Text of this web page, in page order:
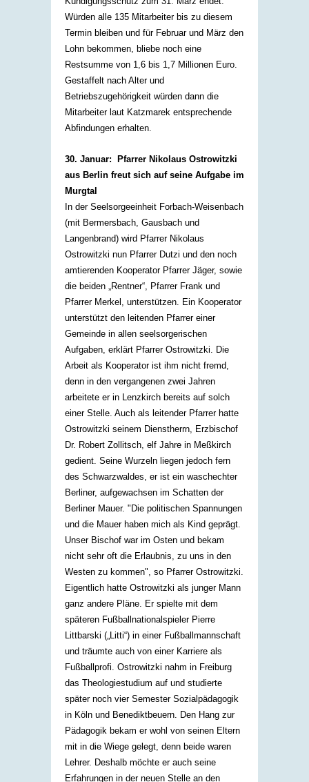
Würden alle 135 Mitarbeiter bis zu diesem
Termin bleiben und für Februar und März den
Lohn bekommen, bliebe noch eine
Restsumme von 1,6 bis 1,7 Millionen Euro.
Gestaffelt nach Alter und
Betriebszugehörigkeit würden dann die
Mitarbeiter laut Katzmarek entsprechende
Abfindungen erhalten.
30. Januar: Pfarrer Nikolaus Ostrowitzki
aus Berlin freut sich auf seine Aufgabe im
Murgtal
In der Seelsorgeeinheit Forbach-Weisenbach
(mit Bermersbach, Gausbach und
Langenbrand) wird Pfarrer Nikolaus
Ostrowitzki nun Pfarrer Dutzi und den noch
amtierenden Kooperator Pfarrer Jäger, sowie
die beiden „Rentner“, Pfarrer Frank und
Pfarrer Merkel, unterstützen. Ein Kooperator
unterstützt den leitenden Pfarrer einer
Gemeinde in allen seelsorgerischen
Aufgaben, erklärt Pfarrer Ostrowitzki. Die
Arbeit als Kooperator ist ihm nicht fremd,
denn in den vergangenen zwei Jahren
arbeitete er in Lenzkirch bereits auf solch
einer Stelle. Auch als leitender Pfarrer hatte
Ostrowitzki seinem Dienstherrn, Erzbischof
Dr. Robert Zollitsch, elf Jahre in Meßkirch
gedient. Seine Wurzeln liegen jedoch fern
des Schwarzwaldes, er ist ein waschechter
Berliner, aufgewachsen im Schatten der
Berliner Mauer. "Die politischen Spannungen
und die Mauer haben mich als Kind geprägt.
Unser Bischof war im Osten und bekam
nicht sehr oft die Erlaubnis, zu uns in den
Westen zu kommen", so Pfarrer Ostrowitzki.
Eigentlich hatte Ostrowitzki als junger Mann
ganz andere Pläne. Er spielte mit dem
späteren Fußballnationalspieler Pierre
Littbarski („Litti“) in einer Fußballmannschaft
und träumte auch von einer Karriere als
Fußballprofi. Ostrowitzki nahm in Freiburg
das Theologiestudium auf und studierte
später noch vier Semester Sozialpädagogik
in Köln und Benediktbeuern. Den Hang zur
Pädagogik bekam er wohl von seinen Eltern
mit in die Wiege gelegt, denn beide waren
Lehrer. Deshalb möchte er auch seine
Erfahrungen in der neuen Stelle an den